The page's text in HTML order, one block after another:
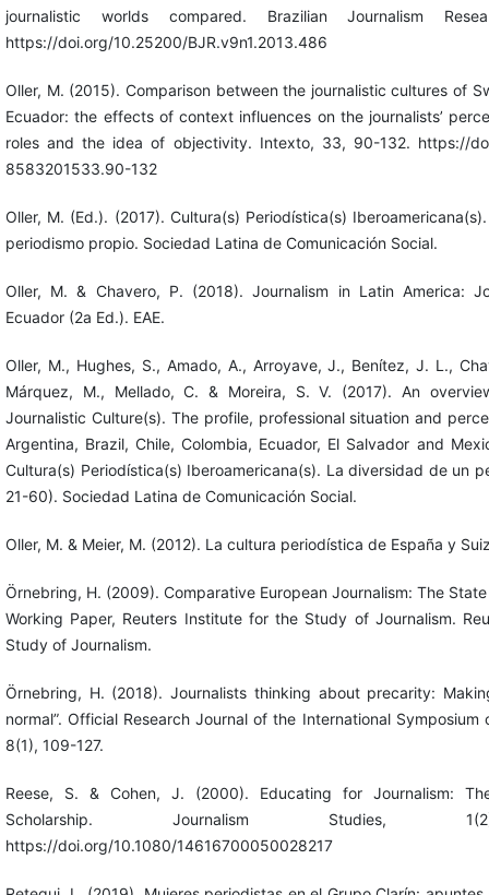
journalistic worlds compared. Brazilian Journalism
https://doi.org/10.25200/BJR.v9n1.2013.486
Oller, M. (2015). Comparison between the journalistic cultures of
Ecuador: the effects of context influences on the journalists’
roles and the idea of objectivity. Intexto, 33, 90-132. https://
8583201533.90-132
Oller, M. (Ed.). (2017). Cultura(s) Periodística(s)
periodismo propio. Sociedad Latina de Comunicación Social.
Oller, M. & Chavero, P. (2018). Journalism in Latin America:
Ecuador (2a Ed.). EAE.
Oller, M., Hughes, S., Amado, A., Arroyave, J., Benítez, J. L.,
Márquez, M., Mellado, C. & Moreira, S. V. (2017). An
Journalistic Culture(s). The profile, professional situation and
Argentina, Brazil, Chile, Colombia, Ecuador, El Salvador and
Cultura(s) Periodística(s) Iberoamericana(s). La diversidad de un
21-60). Sociedad Latina de Comunicación Social.
Oller, M. & Meier, M. (2012). La cultura periodística de España y
Örnebring, H. (2009). Comparative European Journalism: The
Working Paper, Reuters Institute for the Study of Journalism.
Study of Journalism.
Örnebring, H. (2018). Journalists thinking about precarity:
normal”. Official Research Journal of the International Symposium
8(1), 109-127.
Reese, S. & Cohen, J. (2000). Educating for Journalism:
Scholarship. Journalism Studies,
https://doi.org/10.1080/14616700050028217